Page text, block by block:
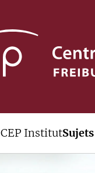
CEP Institut